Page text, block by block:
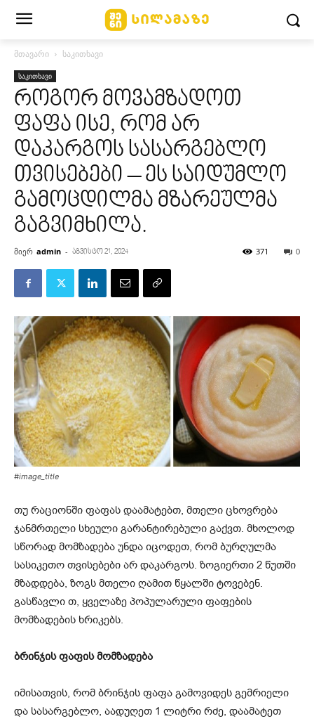
მთავარი საკითხავი
საკითხავი
როგორ მოვამზადოთ
ფაფა ისე, რომ არ
დაკარგოს სასარგებლო
თვისებები – ეს საიდუმლო
გამოცდილმა მზარეულმა
გაგვიმხილა.
მიერ admin - აგვისტო 21, 2024 0
371
#image_title
თუ რაციონში ფაფას დაამატებთ, მთელი ცხოვრება
ჯანმრთელი სხეული გარანტირებული გაქვთ. მხოლოდ
სწორად მომზადება უნდა იცოდეთ, რომ ბურღულმა
სასიკეთო თვისებები არ დაკარგოს. ზოგიერთი 2 წუთში
მზადდება, ზოგს მთელი ღამით წყალში ტოვებენ.
გასწავლი თ, ყველაზე პოპულარული ფაფების
მომზადების ხრიკებს.
ბრინჯის ფაფის მომზადება
იმისათვის, რომ ბრინჯის ფაფა გამოვიდეს გემრიელი
და სასარგებლო, აადუღეთ 1 ლიტრი რძე, დაამატეთ